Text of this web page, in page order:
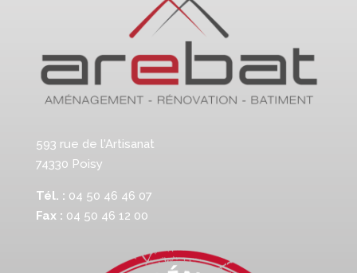
593 rue de l'Artisanat
74330 Poisy
Tél. : 04 50 46 46 07
Fax : 04 50 46 12 00